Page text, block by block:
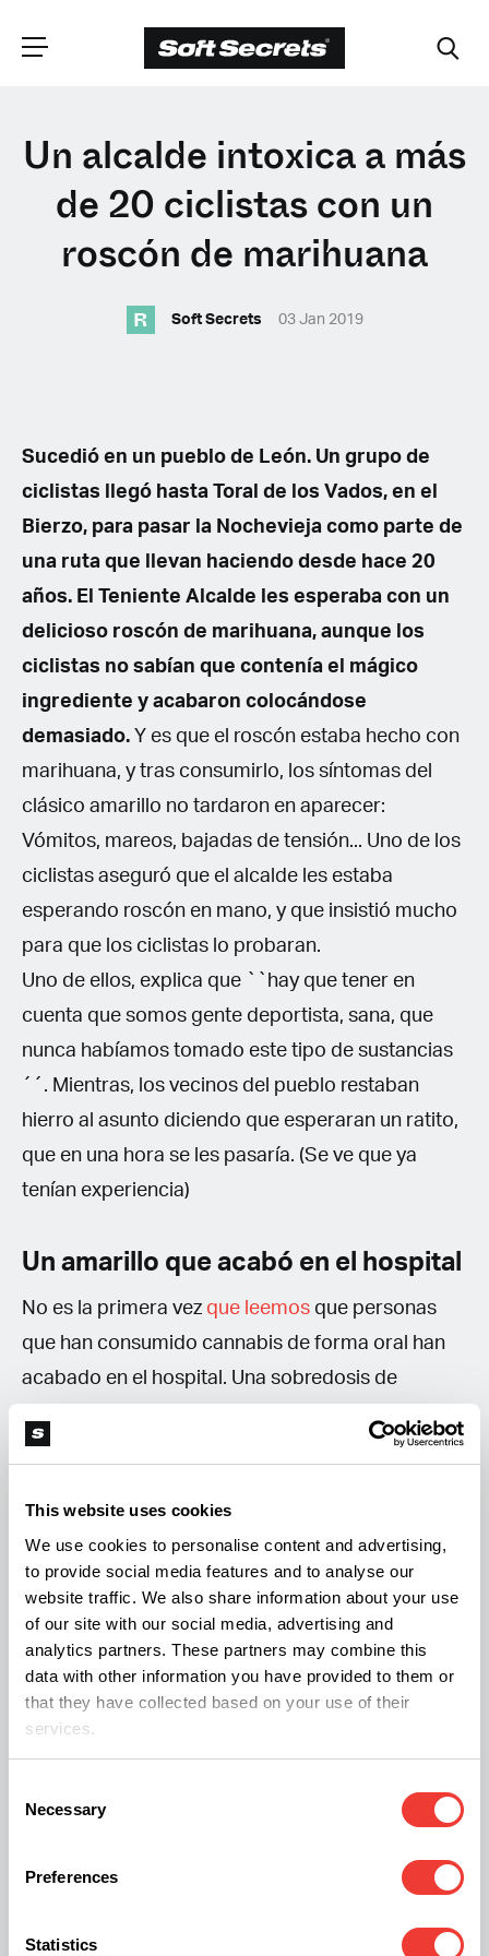
This website uses cookies
We use cookies to personalise content and advertising,
to provide social media features and to analyse our
website traffic. We also share information about your use
of our site with our social media, advertising and
analytics partners. These partners may combine this
data with other information you have provided to them or
that they have collected based on your use of their
services.
Selection
Necessary
Preferences
Statistics
ELIGE TU
UBICACIÓN
Dutch
English (United Kingdom)
Spanish (Spain)
Spanish (Latin America)
German
French
Italian
Czech
Polish
Un alcalde intoxica a más
de 20 ciclistas con un
roscón de marihuana
R Soft Secrets 03 Jan 2019
Sucedió en un pueblo de León. Un grupo de
ciclistas llegó hasta Toral de los Vados, en el
Bierzo, para pasar la Nochevieja como parte de
una ruta que llevan haciendo desde hace 20
años. El Teniente Alcalde les esperaba con un
delicioso roscón de marihuana, aunque los
ciclistas no sabían que contenía el mágico
ingrediente y acabaron colocándose
demasiado. Y es que el roscón estaba hecho con
marihuana, y tras consumirlo, los síntomas del
clásico amarillo no tardaron en aparecer:
Vómitos, mareos, bajadas de tensión... Uno de los
ciclistas aseguró que el alcalde les estaba
esperando roscón en mano, y que insistió mucho
para que los ciclistas lo probaran.
Uno de ellos, explica que ``hay que tener en
cuenta que somos gente deportista, sana, que
nunca habíamos tomado este tipo de sustancias
´´. Mientras, los vecinos del pueblo restaban
hierro al asunto diciendo que esperaran un ratito,
que en una hora se les pasaría. (Se ve que ya
tenían experiencia)
Un amarillo que acabó en el hospital
No es la primera vez que leemos que personas
que han consumido cannabis de forma oral han
acabado en el hospital. Una sobredosis de
consumido, puede hacer pasar un rato muy
síntomas fueron a más. Algunos comenzaron a
sufrir taquicardias y otros aseguraron haber
tenido alucinaciones. Al final, fueron a un hospital
cercano donde cuatro de ellos fueron atendidos
por intoxicación. Uno de ellos sufrió parálisis
facial (imaginaos la cogorza) y otro acabó
desplomado. Los afectados pidieron
explicaciones al Teniente de Alcalde sobre el
roscón, pero no aclaró nada. Tan sólo aprovechó
aprovechando para hacerle daño
aclararlo´´.